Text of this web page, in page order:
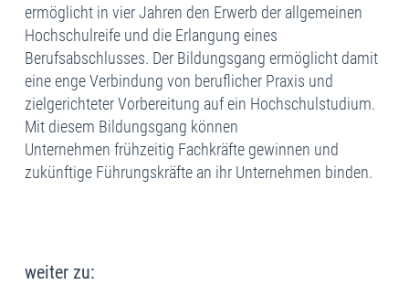
ermöglicht in vier Jahren den Erwerb der allgemeinen
Hochschulreife und die Erlangung eines
Berufsabschlusses. Der Bildungsgang ermöglicht damit
eine enge Verbindung von beruflicher Praxis und
zielgerichteter Vorbereitung auf ein Hochschulstudium.
Mit diesem Bildungsgang können
Unternehmen frühzeitig Fachkräfte gewinnen und
zukünftige Führungskräfte an ihr Unternehmen binden.
weiter zu: